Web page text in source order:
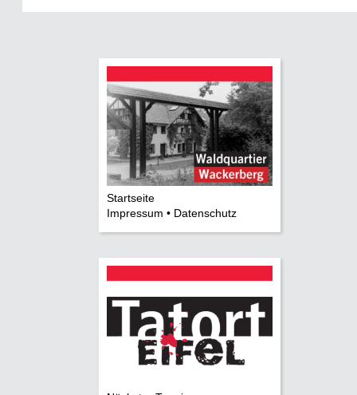
Startseite
Impressum • Datenschutz